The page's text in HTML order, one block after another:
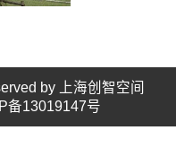
by 上海创智空间
备13019147号